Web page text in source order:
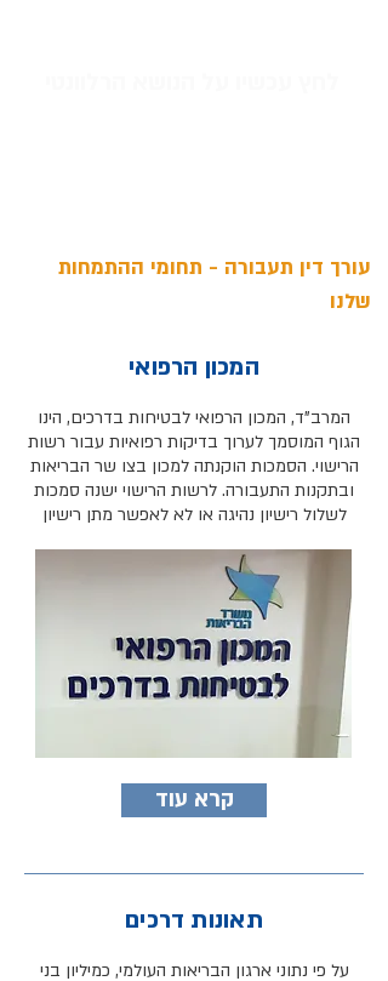
עורך דין תעבורה - תחומי ההתמחות
שלנו
המכון הרפואי
המרב"ד, המכון הרפואי לבטיחות בדרכים, הינו
הגוף המוסמך לערוך בדיקות רפואיות עבור רשות
הרישוי. הסמכות הוקנתה למכון בצו שר הבריאות
ובתקנות התעבורה. לרשות הרישוי ישנה סמכות
לשלול רישיון נהיגה או לא לאפשר מתן רישיון
קרא עוד
תאונות דרכים
על פי נתוני ארגון הבריאות העולמי, כמיליון בני